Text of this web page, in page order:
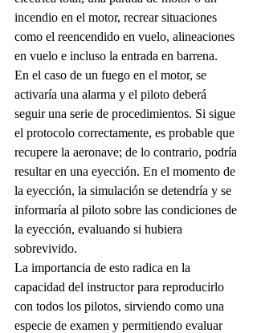
incendio en el motor, recrear situaciones
como el reencendido en vuelo, alineaciones
en vuelo e incluso la entrada en barrena.
En el caso de un fuego en el motor, se
activaría una alarma y el piloto deberá
seguir una serie de procedimientos. Si sigue
el protocolo correctamente, es probable que
recupere la aeronave; de lo contrario, podría
resultar en una eyección. En el momento de
la eyección, la simulación se detendría y se
informaría al piloto sobre las condiciones de
la eyección, evaluando si hubiera
sobrevivido.
La importancia de esto radica en la
capacidad del instructor para reproducirlo
con todos los pilotos, sirviendo como una
especie de examen y permitiendo evaluar